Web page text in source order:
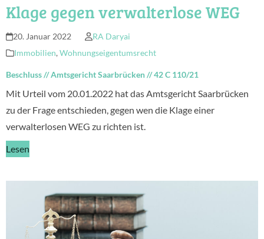
Klage gegen verwalterlose WEG
20. Januar 2022
RA Daryai
Immobilien, Wohnungseigentumsrecht
Beschluss//Amtsgericht Saarbrücken//42 C 110/21
Mit Urteil vom 20.01.2022 hat das Amtsgericht Saarbrücken
zu der Frage entschieden, gegen wen die Klage einer
verwalterlosen WEG zu richten ist.
Lesen